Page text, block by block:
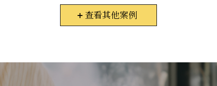
查看其他案例